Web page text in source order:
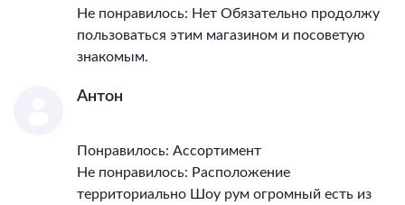
Не понравилось: Нет Обязательно продолжу
пользоваться этим магазином и посоветую
знакомым.
Антон
Понравилось: Ассортимент
Не понравилось: Расположение
территориально Шоу рум огромный есть из